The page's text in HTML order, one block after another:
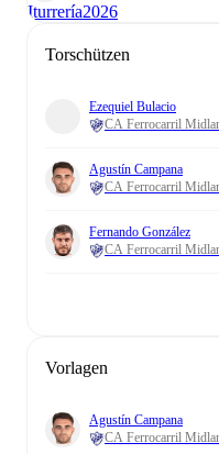
Iturrería2026
Torschützen
Ezequiel Bulacio
CA Ferrocarril
Agustín Campana
CA Ferrocarril
Fernando González
CA Ferrocarril
Vorlagen
Agustín Campana
CA Ferrocarril